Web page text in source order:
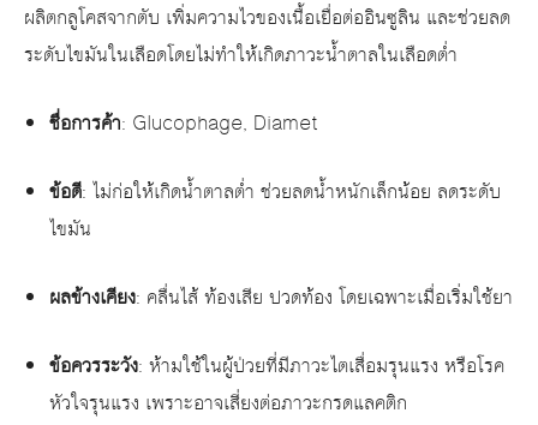
ผลิตกลูโคสจากตับ เพิ่มความไวของเนื้อเยื่อต่ออินซูลิน และช่วยลด
ระดับไขมันในเลือดโดยไม่ทำให้เกิดภาวะน้ำตาลในเลือดต่ำ
ชื่อการค้า: Glucophage, Diamet
ข้อดี: ไม่ก่อให้เกิดน้ำตาลต่ำ ช่วยลดน้ำหนักเล็กน้อย ลดระดับ
ไขมัน
ผลข้างเคียง: คลื่นไส้ ท้องเสีย ปวดท้อง โดยเฉพาะเมื่อเริ่มใช้ยา
ข้อควรระวัง: ห้ามใช้ในผู้ป่วยที่มีภาวะไตเสื่อมรุนแรง หรือโรค
หัวใจรุนแรง เพราะอาจเสี่ยงต่อภาวะกรดแลคติก